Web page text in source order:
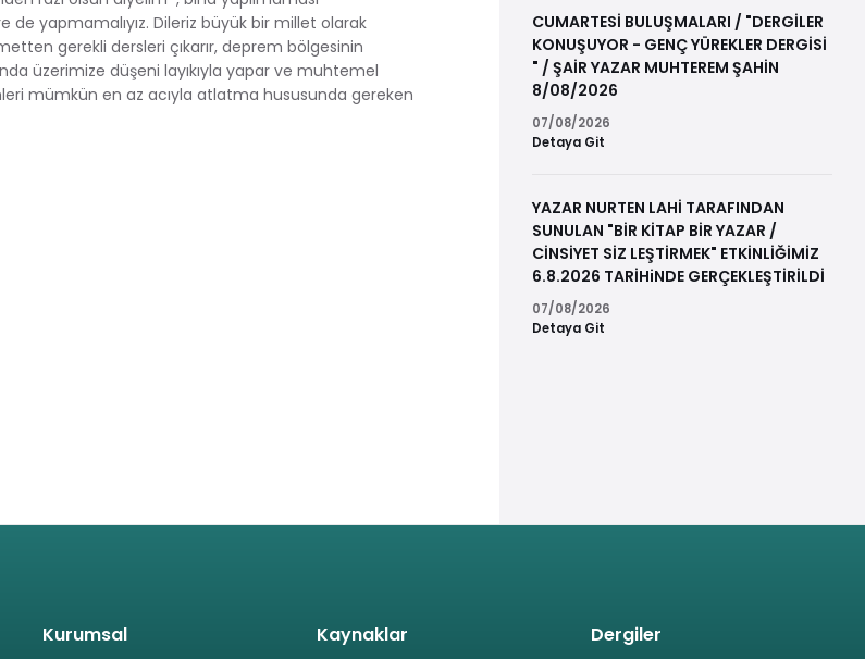
de yapmamalıyız. Dileriz büyük bir millet olarak
gerekli dersleri çıkarır, deprem bölgesinin
üzerimize düşeni layıkıyla yapar ve muhtemel
mümkün en az acıyla atlatma hususunda gereken
CUMARTESİ BULUŞMALARI / "DERGİLER
KONUŞUYOR - GENÇ YÜREKLER DERGİSİ
" / ŞAİR YAZAR MUHTEREM ŞAHİN
8/08/2026
07/08/2026
Detaya Git
YAZAR NURTEN LAHİ TARAFINDAN
SUNULAN "BİR KİTAP BİR YAZAR /
CİNSİYET SİZ LEŞTİRMEK" ETKİNLİĞİMİZ
6.8.2026 TARİHiNDE GERÇEKLEŞTİRİLDİ
07/08/2026
Detaya Git
Kurumsal Kaynaklar Dergiler